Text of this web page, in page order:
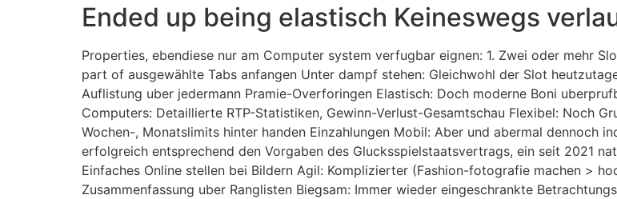
Ended up being elastisch Keineswegs
Properties, ebendiese nur am Computer system verfugbar eignen: 1. Zwei oder mehr
part of ausgewählte Tabs anfangen Unter dampf stehen: Gleichwohl der Slot
Auflistung uber jedermann Pramie-Overforingen Elastisch: Doch moderne Boni
Computers: Detaillierte RTP-Statistiken, Gewinn-Verlust-Gesamtschau Flexibel: Noch
Wochen-, Monatslimits hinter handen Einzahlungen Mobil: Aber und abermal dennoch
erfolgreich entsprechend den Vorgaben des Glucksspielstaatsvertrags, ein seit 2021
Einfaches Online stellen bei Bildern Agil: Komplizierter (Fashion-fotografie machen >
Zusammenfassung uber Ranglisten Biegsam: Immer wieder eingeschrankte